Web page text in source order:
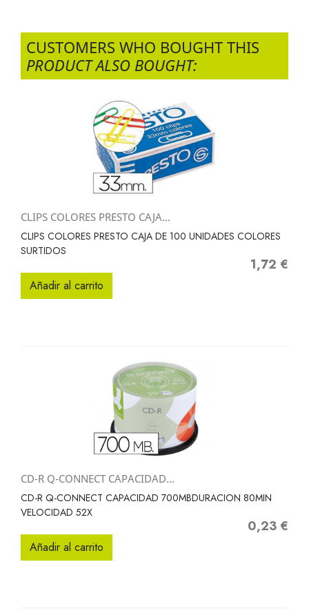
CUSTOMERS WHO BOUGHT THIS
PRODUCT ALSO BOUGHT:
CLIPS COLORES PRESTO CAJA...
CLIPS COLORES PRESTO CAJA DE 100 UNIDADES COLORES
SURTIDOS
Precio
1,72 €
Añadir al carrito
CD-R Q-CONNECT CAPACIDAD...
CD-R Q-CONNECT CAPACIDAD 700MBDURACION 80MIN
VELOCIDAD 52X
Precio
0,23 €
Añadir al carrito